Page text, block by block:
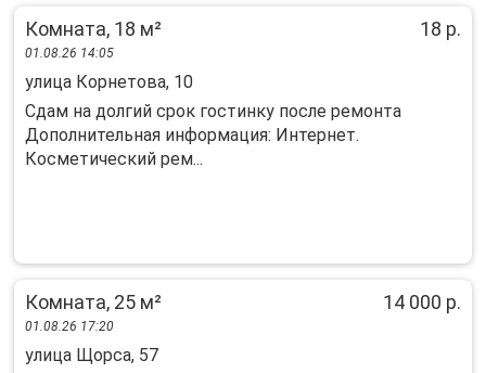
Комната, 18 м² 18 р.
01.08.26 14:05
улица Корнетова, 10
Сдам на долгий срок гостинку после ремонта
Дополнительная информация: Интернет.
Косметический рем...
Комната, 25 м² 14 000 р.
01.08.26 17:20
улица Щорса, 57